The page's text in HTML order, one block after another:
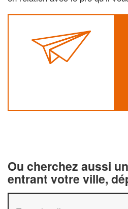
Ou cherchez aussi
entrant votre ville,